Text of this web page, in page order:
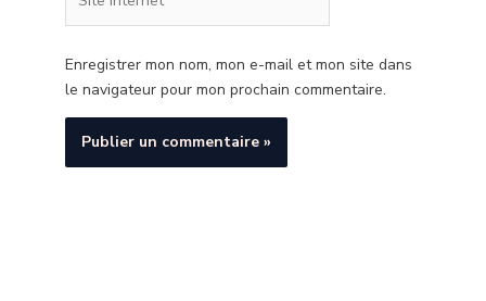
Internet
Enregistrer mon nom, mon e-mail et mon site dans
le navigateur pour mon prochain commentaire.